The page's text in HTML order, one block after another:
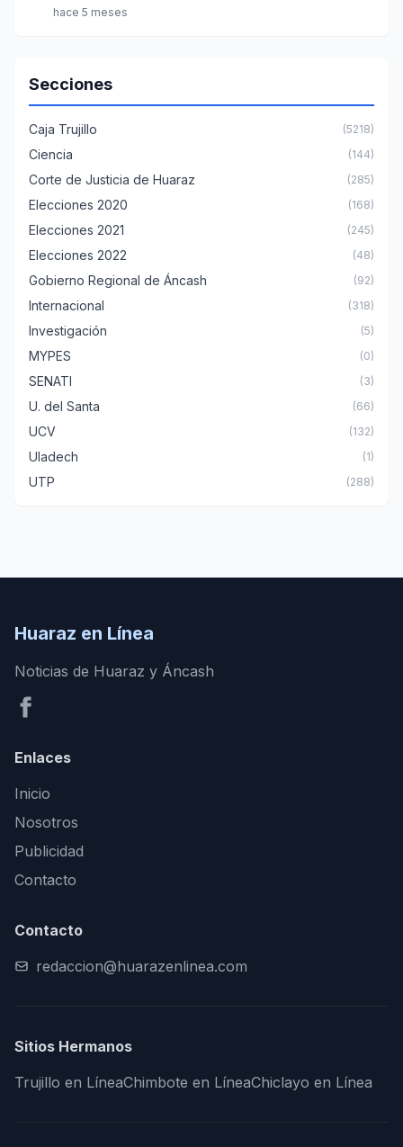
hace 5 meses
Secciones
Caja Trujillo (5218)
Ciencia (144)
Corte de Justicia de Huaraz (285)
Elecciones 2020 (168)
Elecciones 2021 (245)
Elecciones 2022 (48)
Gobierno Regional de Áncash (92)
Internacional (318)
Investigación (5)
MYPES (0)
SENATI (3)
U. del Santa (66)
UCV (132)
Uladech (1)
UTP (288)
Huaraz en Línea
Noticias de Huaraz y Áncash
Enlaces
Inicio
Nosotros
Publicidad
Contacto
Contacto
redaccion@huarazenlinea.com
Sitios Hermanos
Trujillo en LíneaChimbote en LíneaChiclayo en Línea